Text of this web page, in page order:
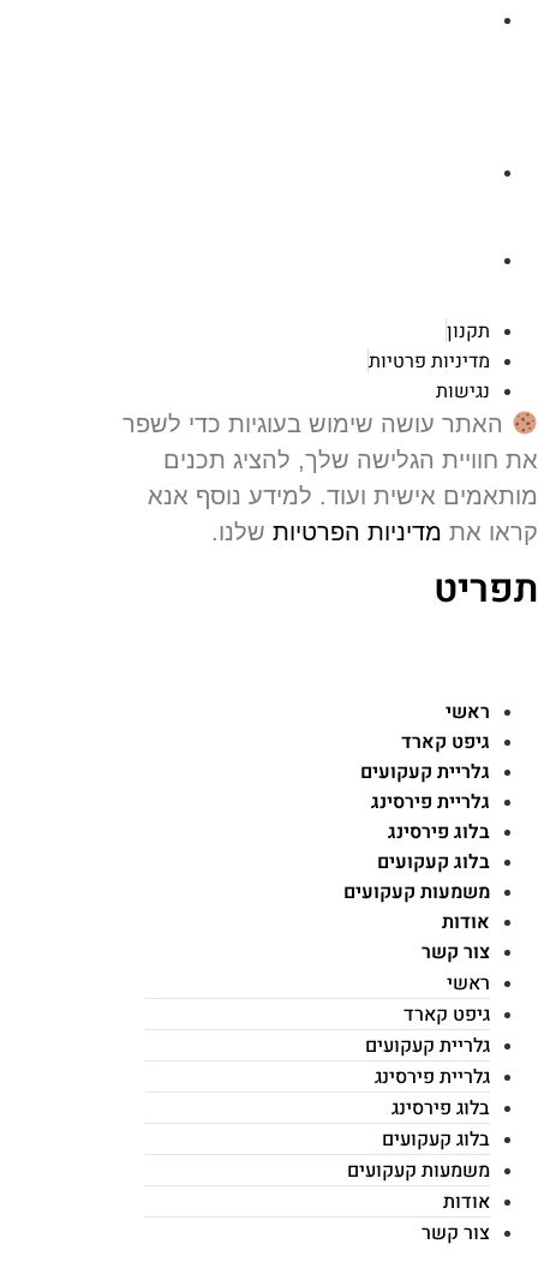
תקנון
מדיניות פרטיות
נגישות
האתר עושה שימוש בעוגיות כדי לשפר
חוויית הגלישה שלך, להציג תכנים
אישית ועוד. למידע נוסף אנא
אתמדיניות הפרטיותשלנו.
ראשי
גיפט קארד
גלריית קעקועים
גלריית פירסינג
בלוג פירסינג
בלוג קעקועים
משמעות קעקועים
אודות
צור קשר
ראשי
גיפט קארד
גלריית קעקועים
גלריית פירסינג
בלוג פירסינג
בלוג קעקועים
משמעות קעקועים
אודות
צור קשר